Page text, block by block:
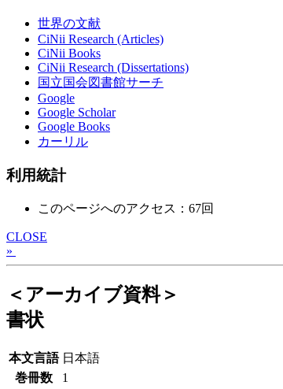
世界の文献
CiNii Research (Articles)
CiNii Books
CiNii Research (Dissertations)
国立国会図書館サーチ
Google
Google Scholar
Google Books
カーリル
利用統計
このページへのアクセス：67回
CLOSE
»
＜アーカイブ資料＞
書状
本文言語 日本語
巻冊数
1